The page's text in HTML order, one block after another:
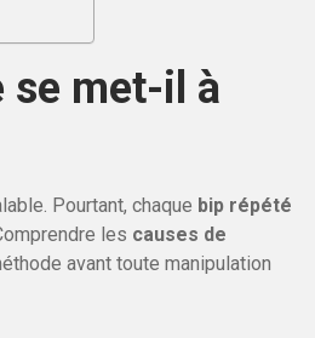
se met-il à
Pourtant, chaque bip répété
les causes de
avant toute manipulation